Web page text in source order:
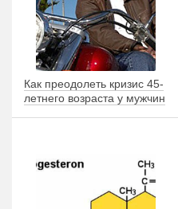
Как преодолеть кризис 45-
летнего возраста у мужчин